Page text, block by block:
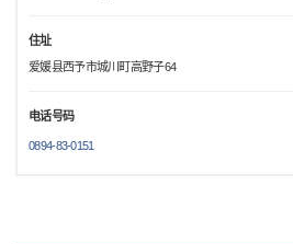
住址
爱媛县西予市城川町高野子64
电话号码
0894-83-0151